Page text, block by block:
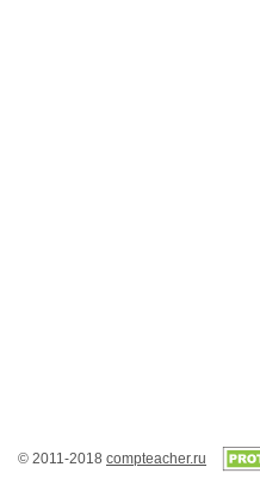
© 2011-2018 compteacher.ru